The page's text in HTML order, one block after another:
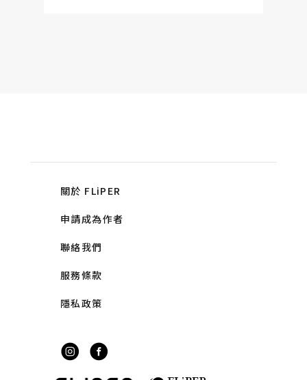
關於 FLiPER
申請成為作者
聯絡我們
服務條款
隱私政策